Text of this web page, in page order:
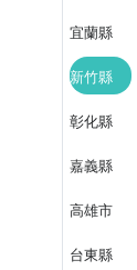
宜蘭縣
新竹縣
彰化縣
嘉義縣
高雄市
台東縣